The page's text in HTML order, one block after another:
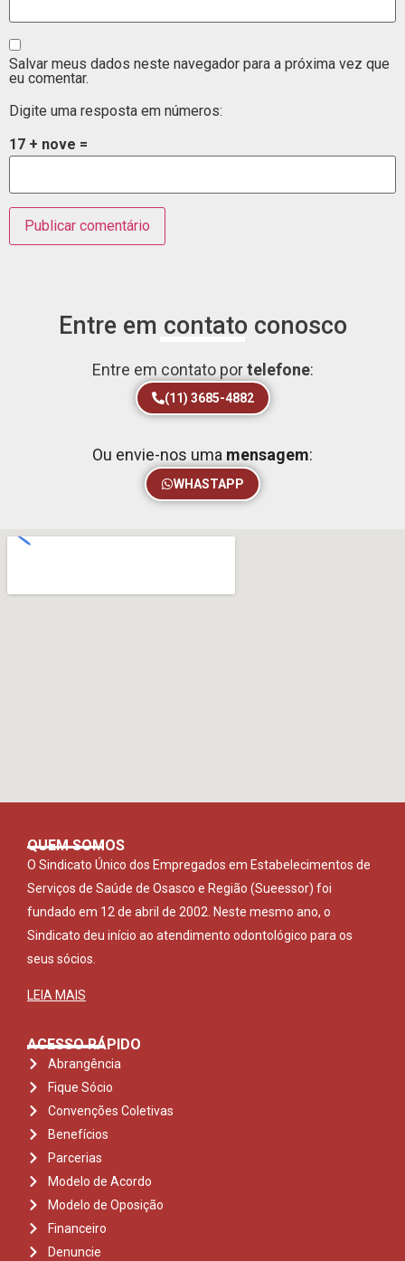
Salvar meus dados neste navegador para a próxima vez que
eu comentar.
Digite uma resposta em números:
17 + nove =
Entre em contato conosco
Entre em contato portelefone:
(11) 3685-4882
Ou envie-nos uma mensagem:
WHASTAPP
QUEM SOMOS
O Sindicato Único dos Empregados em Estabelecimentos de
Serviços de Saúde de Osasco e Região (Sueessor) foi
fundado em 12 de abril de 2002. Neste mesmo ano, o
Sindicato deu início ao atendimento odontológico para os
seus sócios.
LEIA MAIS
ACESSO RÁPIDO
Abrangência
Fique Sócio
Convenções Coletivas
Benefícios
Parcerias
Modelo de Acordo
Modelo de Oposição
Financeiro
Denuncie